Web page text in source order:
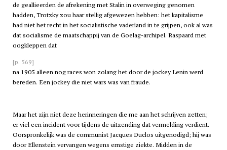
de geallieerden de afrekening met Stalin in overweging genomen
hadden, Trotzky zou haar stellig afgewezen hebben: het kapitalisme
had niet het recht in het socialistische vaderland in te grijpen, ook al was
dat socialisme de maatschappij van de Goelag-archipel. Raspaard met
oogkleppen dat
[p. 569]
na 1905 alleen nog races won zolang het door de jockey Lenin werd
bereden. Een jockey die niet wars was van fraude.
Maar het zijn niet deze herinneringen die me aan het schrijven zetten;
er viel een incident voor tijdens de uitzending dat vermelding verdient.
Oorspronkelijk was de communist Jacques Duclos uitgenodigd; hij was
door Ellenstein vervangen wegens ernstige ziekte. Midden in de